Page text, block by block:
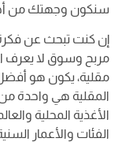
سنكون وجهتك من
إن كنت تبحث عن
مربح وسوق لا
مقلية، يكون هو
المقلية هي واحدة
الأغذية المحلية
الفئات والأعمار